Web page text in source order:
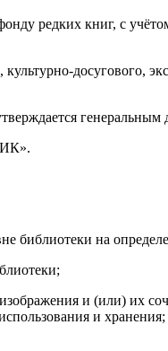
редких книг, с
досугового,
библиотеки на
и (или) их
и хранения;